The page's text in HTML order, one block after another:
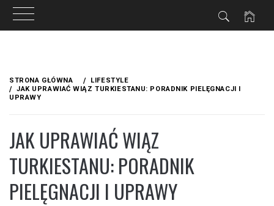
treści
STRONA GŁÓWNA
LIFESTYLE
JAK UPRAWIAĆ WIĄZ TURKIESTANU: PORADNIK PIELĘGNACJI I
UPRAWY
JAK UPRAWIAĆ WIĄZ
TURKIESTANU: PORADNIK
PIELĘGNACJI I UPRAWY